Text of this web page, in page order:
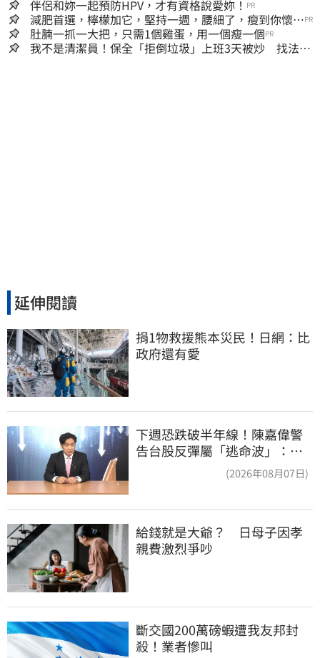
伴侶和妳一起預防HPV，才有資格說愛妳！ PR
減肥首選，檸檬加它，堅持一週，腰細了，瘦到你懷疑
人生
PR
肚腩一抓一大把，只需1個雞蛋，用一個瘦一個PR
我不是清潔員！保全「拒倒垃圾」上班3天被炒 找法院
延伸閱讀
捐1物救援熊本災民！日網：比
政府還有愛
下週恐跌破半年線！陳嘉偉警
告台股反彈屬「逃命波」：空
(2026年08月07日)
給錢就是大爺？　日母子因孝
親費激烈爭吵
斷交國200萬磅蝦遭我友邦封
殺！業者慘叫